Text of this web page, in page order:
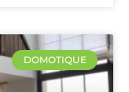
DOMOTIQUE